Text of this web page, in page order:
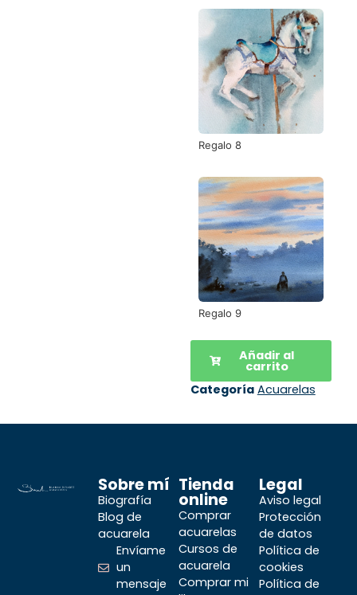
Regalo 8
Regalo 9
Añadir al
carrito
Categoría Acuarelas
Sobre mí
Biografía
Blog de
acuarela
Envíame
un
mensaje
Tienda
online
Comprar
acuarelas
Cursos de
acuarela
Comprar mi
Legal
Aviso legal
Protección
de datos
Política de
cookies
Política de